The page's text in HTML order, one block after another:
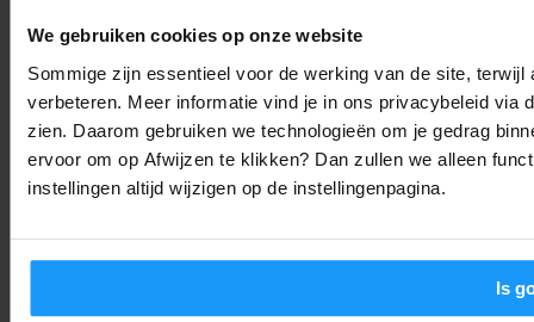
We gebruiken cookies op onze website
Sommige zijn essentieel voor de werking van de site,
verbeteren. Meer informatie vind je in ons privacybeleid via
zien. Daarom gebruiken we technologieën om je gedrag
ervoor om op Afwijzen te klikken? Dan zullen we alleen
instellingen altijd wijzigen op de instellingenpagina.
Is
Smart Home Nieuws Joshua - 6. augustus 2026
Meer opslag voor minder: Synology onthult de DS725neo+,
DS925neo+ en meer
Productlanceringen